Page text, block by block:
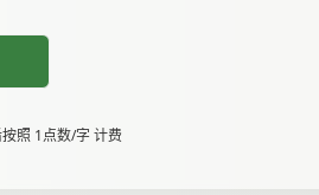
照 1点数/字 计费